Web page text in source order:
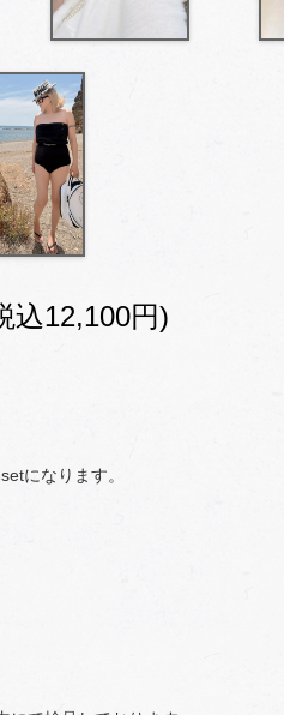
込12,100円)
になります。